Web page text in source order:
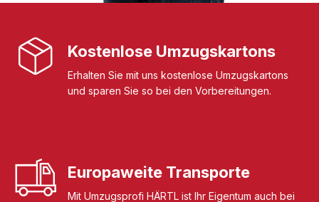
Kostenlose Umzugskartons
Erhalten Sie mit uns kostenlose Umzugskartons
und sparen Sie so bei den Vorbereitungen.
Europaweite Transporte
Mit Umzugsprofi HÄRTL ist Ihr Eigentum auch bei